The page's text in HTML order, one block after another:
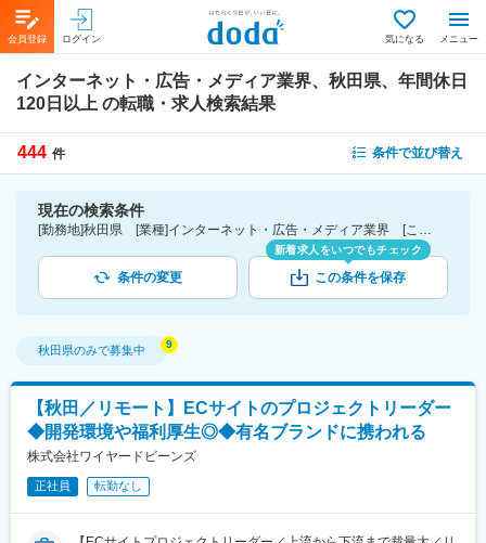
会員登録 ログイン 気になる メニュー
インターネット・広告・メディア業界、秋田県、年間休日
120日以上 の転職・求人検索結果
444 件 条件で並び替え
現在の検索条件
[勤務地]秋田県 [業種]インターネット・広告・メディア業界 [こだわり条件ピックアップ]年間休日120日以上 [詳細条件](休日・働き方)年間休日120日以上
条件の変更
新着求人をいつでもチェック
この条件を保存
秋田県のみで募集中
【秋田／リモート】ECサイトのプロジェクトリーダー
◆開発環境や福利厚生◎◆有名ブランドに携われる
株式会社ワイヤードビーンズ
正社員 転勤なし